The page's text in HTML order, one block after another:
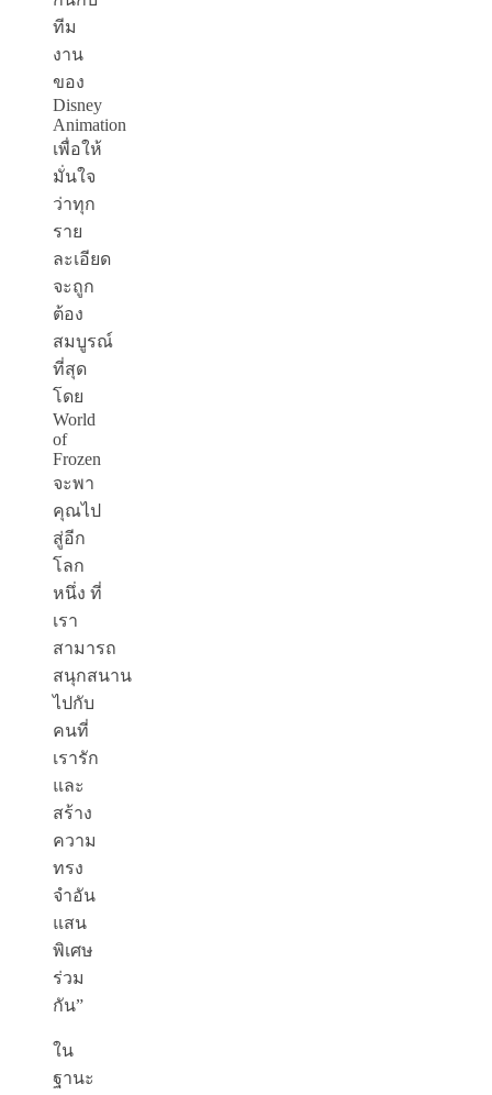
ทีม
งาน
ของ
Disney
Animation
เพื่อให้
มั่นใจ
ว่าทุก
ราย
ละเอียด
จะถูก
ต้อง
สมบูรณ์
ที่สุด
โดย
World
of
Frozen
จะพา
คุณไป
สู่อีก
โลก
หนึ่ง ที่
เรา
สามารถ
สนุกสนาน
ไปกับ
คนที่
เรารัก
และ
สร้าง
ความ
ทรง
จำอัน
แสน
พิเศษ
ร่วม
กัน”
ใน
ฐานะ